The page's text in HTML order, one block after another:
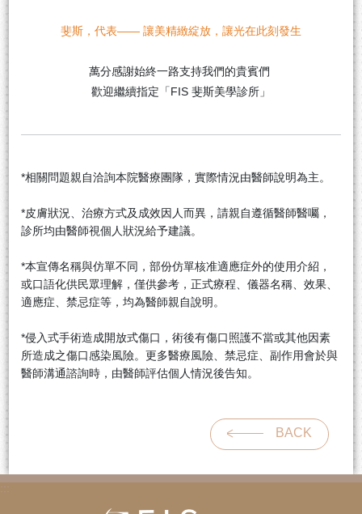
斐斯，代表—— 讓美精緻綻放，讓光在此刻發生
萬分感謝始終一路支持我們的貴賓們
歡迎繼續指定「FIS 斐斯美學診所」
*相關問題親自洽詢本院醫療團隊，實際情況由醫師說明為主。
*皮膚狀況、治療方式及成效因人而異，請親自遵循醫師醫囑，
診所均由醫師視個人狀況給予建議。
*本宣傳名稱與仿單不同，部份仿單核准適應症外的使用介紹，
或口語化供民眾理解，僅供參考，正式療程、儀器名稱、效果、
適應症、禁忌症等，均為醫師親自說明。
*侵入式手術造成開放式傷口，術後有傷口照護不當或其他因素
所造成之傷口感染風險。更多醫療風險、禁忌症、副作用會於與
醫師溝通諮詢時，由醫師評估個人情況後告知。
BACK
:::